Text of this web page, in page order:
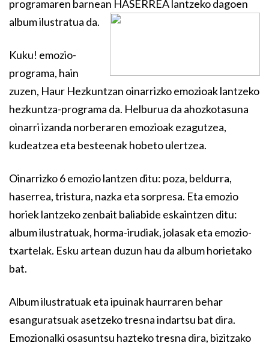
programaren barnean HASERREA lantzeko dagoen
album ilustratua da.
Kuku! emozio-
programa, hain
zuzen, Haur Hezkuntzan oinarrizko emozioak lantzeko
hezkuntza-programa da. Helburua da ahozkotasuna
oinarri izanda norberaren emozioak ezagutzea,
kudeatzea eta besteenak hobeto ulertzea.
Oinarrizko 6 emozio lantzen ditu: poza, beldurra,
haserrea, tristura, nazka eta sorpresa. Eta emozio
horiek lantzeko zenbait baliabide eskaintzen ditu:
album ilustratuak, horma-irudiak, jolasak eta emozio-
txartelak. Esku artean duzun hau da album horietako
bat.
Album ilustratuak eta ipuinak haurraren behar
esanguratsuak asetzeko tresna indartsu bat dira.
Emozionalki osasuntsu hazteko tresna dira, bizitzako